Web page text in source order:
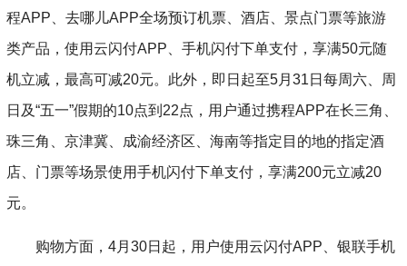
程APP、去哪儿APP全场预订机票、酒店、景点门票等旅游
类产品，使用云闪付APP、手机闪付下单支付，享满50元随
机立减，最高可减20元。此外，即日起至5月31日每周六、周
日及“五一”假期的10点到22点，用户通过携程APP在长三角、
珠三角、京津冀、成渝经济区、海南等指定目的地的指定酒
店、门票等场景使用手机闪付下单支付，享满200元立减20
元。
购物方面，4月30日起，用户使用云闪付APP、银联手机